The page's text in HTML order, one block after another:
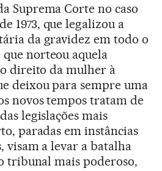
Suprema Corte no caso
1973, que legalizou a
da gravidez em todo o
norteou aquela
direito da mulher à
deixou para sempre uma
novos tempos tratam de
legislações mais
paradas em instâncias
visam a levar a batalha
tribunal mais poderoso,